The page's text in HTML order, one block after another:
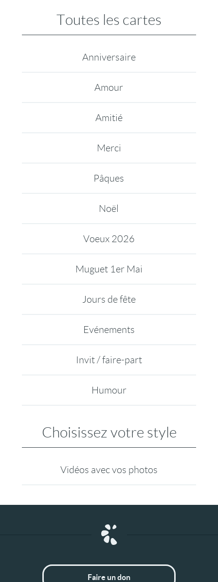
Toutes les cartes
Anniversaire
Amour
Amitié
Merci
Pâques
Noël
Voeux 2026
Muguet 1er Mai
Jours de fête
Evénements
Invit / faire-part
Humour
Choisissez votre style
Vidéos avec vos photos
Faire un don